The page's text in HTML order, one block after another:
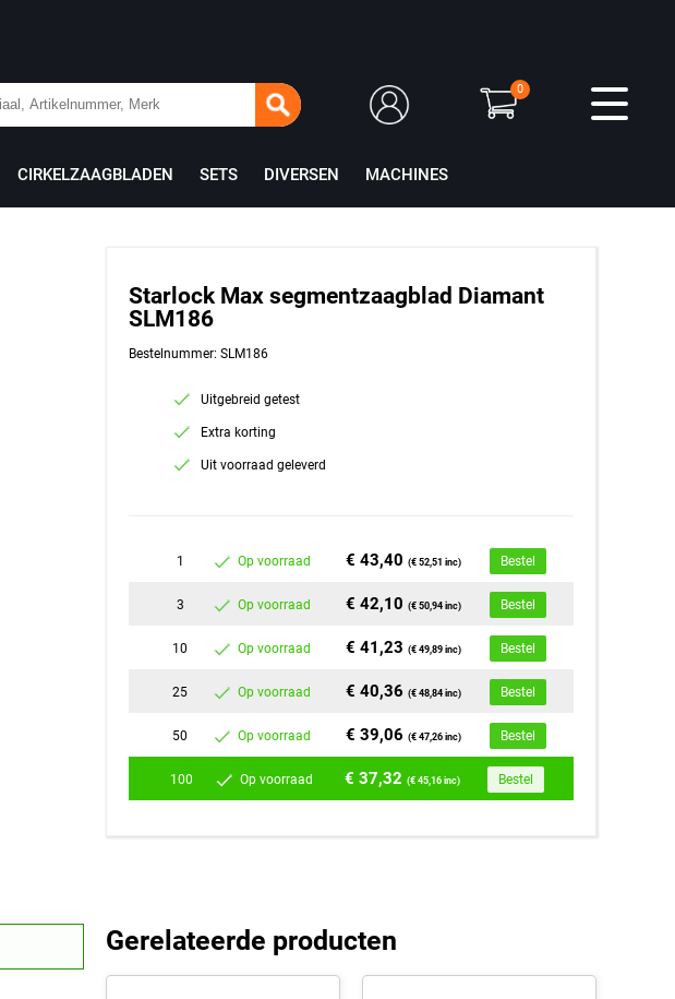
CIRKELZAAGBLADEN SETS DIVERSEN MACHINES
0
Starlock Max segmentzaagblad Diamant
SLM186
Bestelnummer: SLM186
Uitgebreid getest
Extra korting
Uit voorraad geleverd
1 Op voorraad € 43,40(€ 52,51 inc) Bestel
3 Op voorraad € 42,10(€ 50,94 inc) Bestel
10 Op voorraad € 41,23(€ 49,89 inc) Bestel
25 Op voorraad € 40,36(€ 48,84 inc) Bestel
50 Op voorraad € 39,06(€ 47,26 inc) Bestel
100 Op voorraad € 37,32(€ 45,16 inc) Bestel
Gerelateerde producten